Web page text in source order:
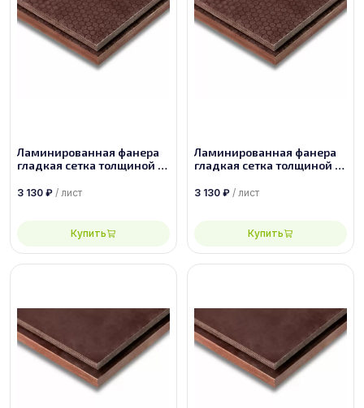
Ламинированная фанера
гладкая сетка толщиной 18
сорт 1/1
3 130 ₽ / лист
Купить
Ламинированная фанера
гладкая сетка толщиной 15
сорт 1/1
3 130 ₽ / лист
Купить